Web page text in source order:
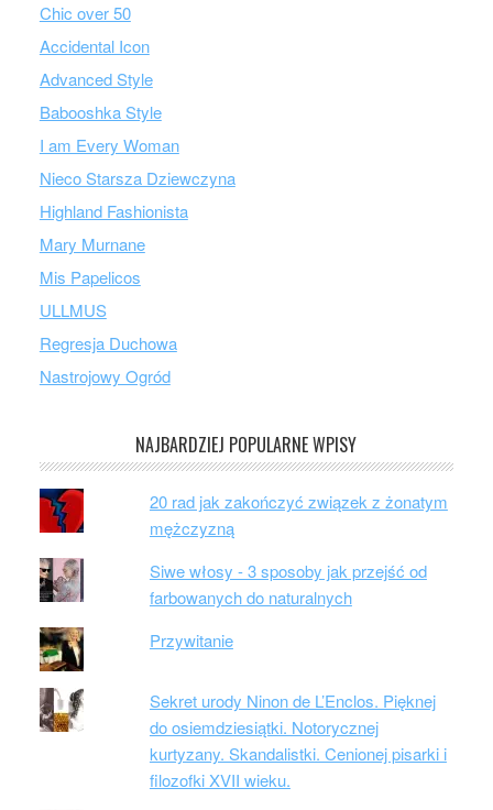
Chic over 50
Accidental Icon
Advanced Style
Babooshka Style
I am Every Woman
Nieco Starsza Dziewczyna
Highland Fashionista
Mary Murnane
Mis Papelicos
ULLMUS
Regresja Duchowa
Nastrojowy Ogród
NAJBARDZIEJ POPULARNE WPISY
20 rad jak zakończyć związek z żonatym
mężczyzną
Siwe włosy - 3 sposoby jak przejść od
farbowanych do naturalnych
Przywitanie
Sekret urody Ninon de L’Enclos. Pięknej
do osiemdziesiątki. Notorycznej
kurtyzany. Skandalistki. Cenionej pisarki i
filozofki XVII wieku.